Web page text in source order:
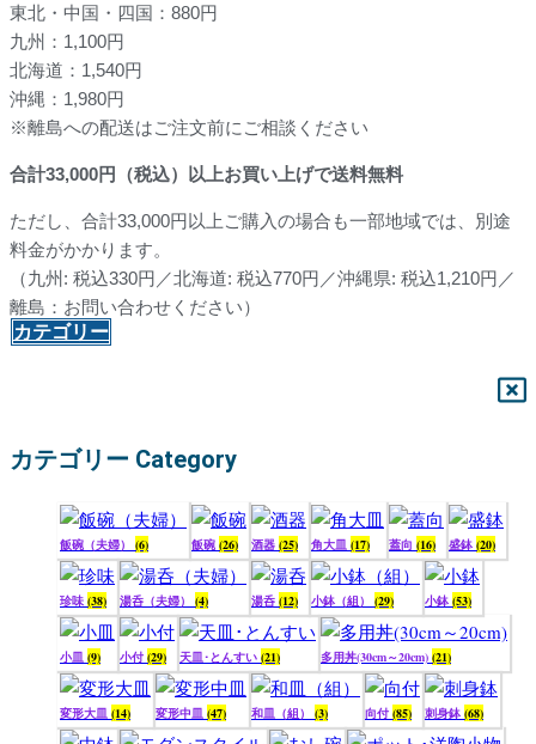
東北・中国・四国：880円
九州：1,100円
北海道：1,540円
沖縄：1,980円
※離島への配送はご注文前にご相談ください
合計33,000円（税込）以上お買い上げで送料無料
ただし、合計33,000円以上ご購入の場合も一部地域では、別途
料金がかかります。
（九州: 税込330円／北海道: 税込770円／沖縄県: 税込1,210円／
離島：お問い合わせください）
カテゴリー
カテゴリー Category
飯碗（夫婦） (6) 飯碗 (26) 酒器 (25) 角大皿 (17) 蓋向 (16) 盛鉢 (20)
珍味 (38) 湯呑（夫婦） (4) 湯呑 (12) 小鉢（組） (29) 小鉢 (53)
小皿 (9) 小付 (29) 天皿･とんすい (21) 多用丼(30cm～20cm) (21)
変形大皿 (14) 変形中皿 (47) 和皿（組） (3) 向付 (85) 刺身鉢 (68)